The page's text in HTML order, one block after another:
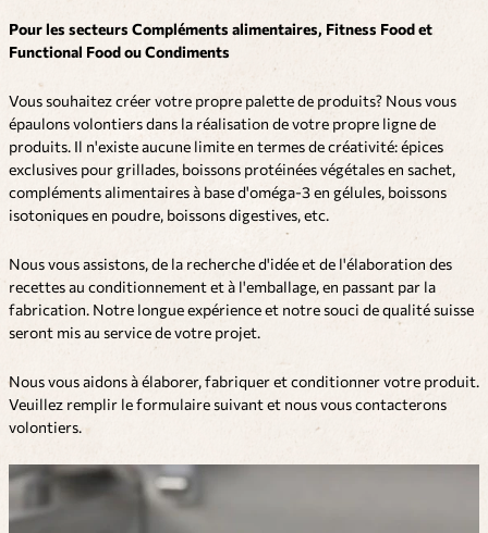
Pour les secteurs Compléments alimentaires, Fitness Food et
Functional Food ou Condiments
Vous souhaitez créer votre propre palette de produits? Nous vous
épaulons volontiers dans la réalisation de votre propre ligne de
produits. Il n'existe aucune limite en termes de créativité: épices
exclusives pour grillades, boissons protéinées végétales en sachet,
compléments alimentaires à base d'oméga-3 en gélules, boissons
isotoniques en poudre, boissons digestives, etc.
Nous vous assistons, de la recherche d'idée et de l'élaboration des
recettes au conditionnement et à l'emballage, en passant par la
fabrication. Notre longue expérience et notre souci de qualité suisse
seront mis au service de votre projet.
Nous vous aidons à élaborer, fabriquer et conditionner votre produit.
Veuillez remplir le formulaire suivant et nous vous contacterons
volontiers.